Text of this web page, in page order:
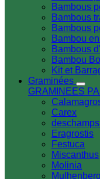
Bambous
Bambous
Bambous
Bambou
Bambous
Bambou
Kit et
Graminées
GRAMINEES
Carex
Eragrostis
Festuca
Miscanthus
Molinia